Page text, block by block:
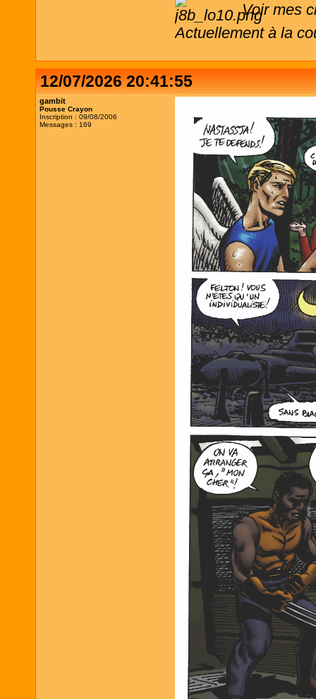
Voir mes
Actuellement à la
12/07/2026 20:41:55
gambit
Pousse Crayon
Inscription : 09/08/2006
Messages : 169